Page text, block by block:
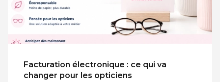
Facturation électronique : ce qui va
changer pour les opticiens